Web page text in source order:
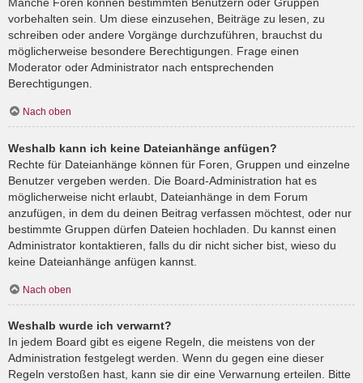
vorbehalten sein. Um diese einzusehen, Beiträge zu lesen, zu
schreiben oder andere Vorgänge durchzuführen, brauchst du
möglicherweise besondere Berechtigungen. Frage einen
Moderator oder Administrator nach entsprechenden
Berechtigungen.
Nach oben
Weshalb kann ich keine Dateianhänge anfügen?
Rechte für Dateianhänge können für Foren, Gruppen und einzelne
Benutzer vergeben werden. Die Board-Administration hat es
möglicherweise nicht erlaubt, Dateianhänge in dem Forum
anzufügen, in dem du deinen Beitrag verfassen möchtest, oder nur
bestimmte Gruppen dürfen Dateien hochladen. Du kannst einen
Administrator kontaktieren, falls du dir nicht sicher bist, wieso du
keine Dateianhänge anfügen kannst.
Nach oben
Weshalb wurde ich verwarnt?
In jedem Board gibt es eigene Regeln, die meistens von der
Administration festgelegt werden. Wenn du gegen eine dieser
Regeln verstoßen hast, kann sie dir eine Verwarnung erteilen. Bitte